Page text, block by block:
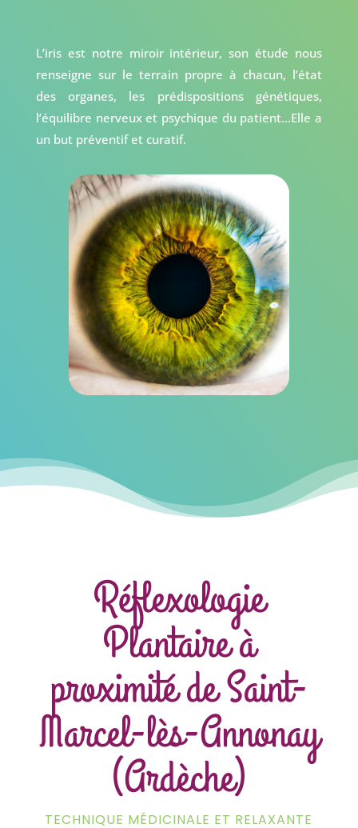
L’iris est notre miroir intérieur, son étude nous
renseigne sur le terrain propre à chacun, l’état
des organes, les prédispositions génétiques,
l’équilibre nerveux et psychique du patient…Elle a
un but préventif et curatif.
Réflexologie
Plantaire à
proximité de Saint-
Marcel-lès-Annonay
(Ardèche)
TECHNIQUE MÉDICINALE ET RELAXANTE